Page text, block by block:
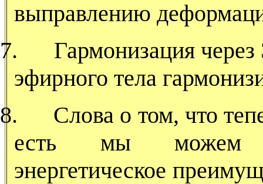
выправлению
7.
Гармонизация
эфирного тела
8.
Слова о том, что
есть мы можем
энергетическое